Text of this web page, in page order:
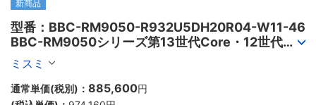
新商品
型番：BBC-RM9050-R932U5DH20R04-W11-46
BBC-RM9050シリーズ第13世代Core・12世代
Celeron対応ラックマウント3PCIe
ミスミ
通常単価(税別)： 885,600円